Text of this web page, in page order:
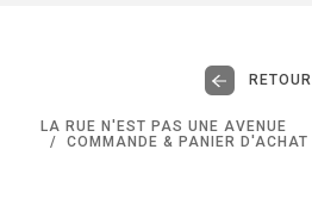
RETOUR
LA RUE N'EST PAS UNE AVENUE
COMMANDE & PANIER D'ACHAT